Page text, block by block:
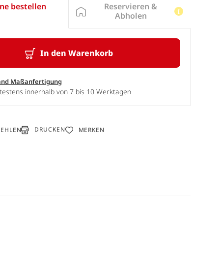
bestellen
In den Warenkorb
Maßanfertigung
innerhalb von 7 bis 10 Werktagen
Reservieren &
Abholen
DRUCKEN MERKEN